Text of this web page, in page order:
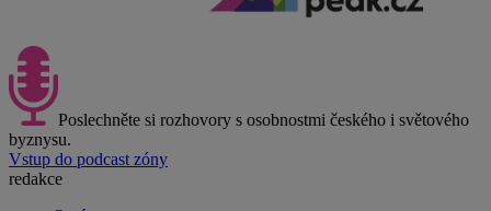
Poslechněte si rozhovory s osobnostmi českého i světového
byznysu.
Vstup do podcast zóny
redakce